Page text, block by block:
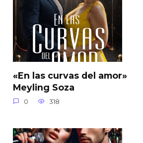
«En las curvas del amor»
Meyling Soza
0 318